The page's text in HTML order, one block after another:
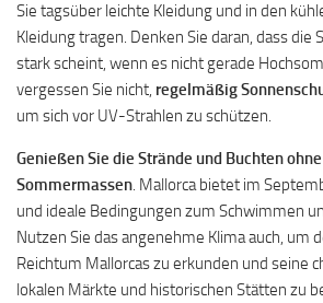
Sie tagsüber leichte Kleidung und in den
Kleidung tragen. Denken Sie daran, dass die
stark scheint, wenn es nicht gerade
vergessen Sie nicht, regelmäßig
um sich vor UV-Strahlen zu schützen.
Genießen Sie die Strände und Buchten
Sommermassen. Mallorca bietet im
und ideale Bedingungen zum Schwimmen
Nutzen Sie das angenehme Klima auch, um
Reichtum Mallorcas zu erkunden und seine
lokalen Märkte und historischen Stätten zu